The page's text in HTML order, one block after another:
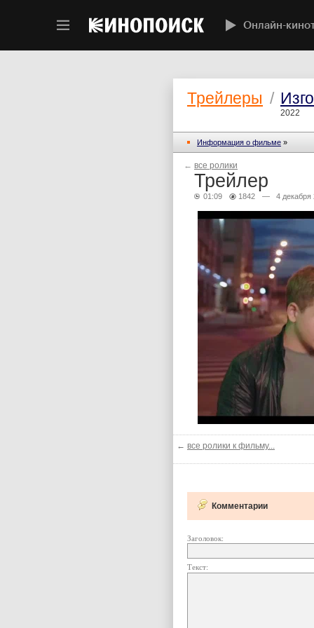
Онлайн-
Трейлеры /
2022
Информация о фильме »
← все ролики
Трейлер
01:09 1842 — 4 декабря
← все ролики к фильму...
Комментарии
Заголовок:
Текст: